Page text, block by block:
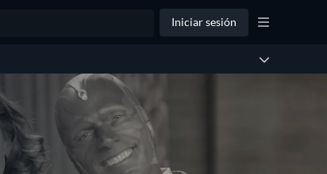
Iniciar sesión